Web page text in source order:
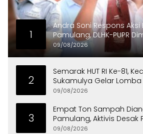
1
Andra Soni Respons Aksi
Pamulang, DLHK-PUPR
09/08/2026
2
Semarak HUT RI Ke-81,
Sukamulya Gelar Lomba
09/08/2026
3
Empat Ton Sampah
Pamulang, Aktivis Desak
Peduli Lingkungan
09/08/2026